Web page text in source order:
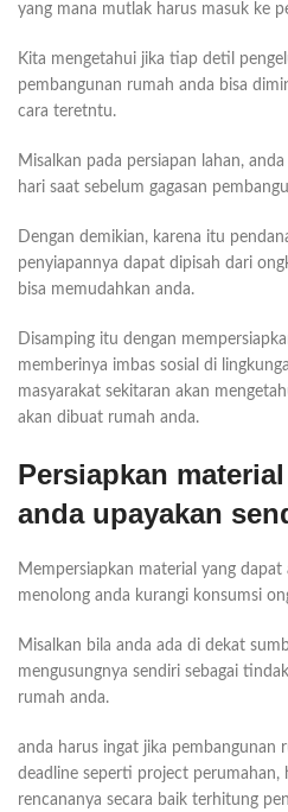
yang mana mutlak harus masuk ke
Kita mengetahui jika tiap detil
pembangunan rumah anda bisa
cara teretntu.
Misalkan pada persiapan lahan,
hari saat sebelum gagasan
Dengan demikian, karena itu
penyiapannya dapat dipisah dari
bisa memudahkan anda.
Disamping itu dengan
memberinya imbas sosial di
masyarakat sekitaran akan
akan dibuat rumah anda.
Persiapkan
anda upayakan
Mempersiapkan material yang
menolong anda kurangi konsumsi
Misalkan bila anda ada di dekat
mengusungnya sendiri sebagai
rumah anda.
anda harus ingat jika pembangunan
deadline seperti project perumahan,
rencananya secara baik terhitung